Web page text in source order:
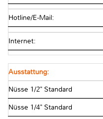
Hotline/E-Mail:
Internet:
Ausstattung:
Nüsse 1/2" Standard
Nüsse 1/4" Standard